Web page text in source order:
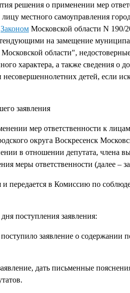
о применении мер
местного самоуправления
Законом Московской области N 190/
на замещение
области",
характера, а также сведения о
детей, если
мер ответственности к
округа Воскресенск
в отношении депутата, члена
меры ответственности (далее –
передается в Комиссию по
поступления заявления:
заявление о содержании
дать письменные